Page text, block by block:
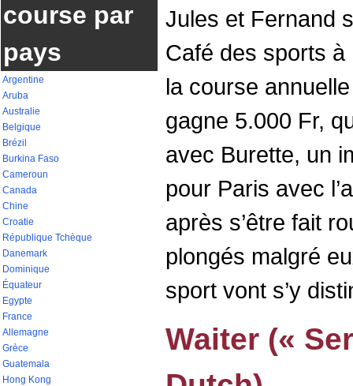
course par
pays
Argentine
Aruba
Australie
Belgique
Brézil
Burkina Faso
Cameroun
Canada
Chine
Croatie
République Tchèque
Danemark
Dominique
Équateur
Egypte
France
Allemagne
Grèce
Guatemala
Hong Kong
Jules et Fernand
Café des sports à
la course
gagne 5.000 Fr,
avec Burette, un
pour Paris avec
après s’être fait
plongés malgré
sport vont s’y
Waiter («